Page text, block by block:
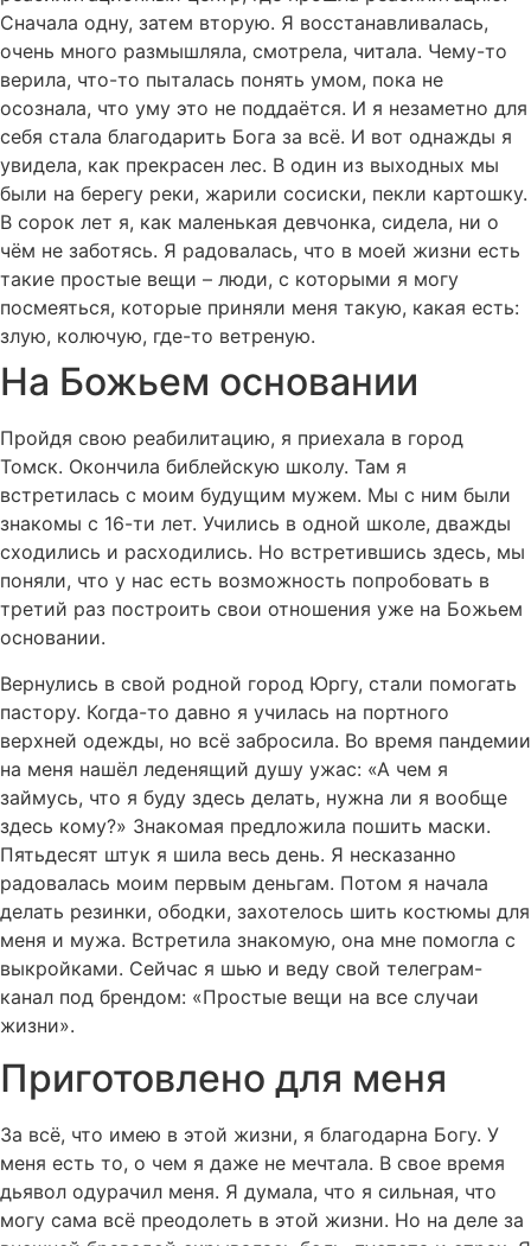
Сначала одну, затем вторую. Я восстанавливалась,
очень много размышляла, смотрела, читала. Чему-то
верила, что-то пыталась понять умом, пока не
осознала, что уму это не поддаётся. И я незаметно для
себя стала благодарить Бога за всё. И вот однажды я
увидела, как прекрасен лес. В один из выходных мы
были на берегу реки, жарили сосиски, пекли картошку.
В сорок лет я, как маленькая девчонка, сидела, ни о
чём не заботясь. Я радовалась, что в моей жизни есть
такие простые вещи – люди, с которыми я могу
посмеяться, которые приняли меня такую, какая есть:
злую, колючую, где-то ветреную.
На Божьем основании
Пройдя свою реабилитацию, я приехала в город
Томск. Окончила библейскую школу. Там я
встретилась с моим будущим мужем. Мы с ним были
знакомы с 16-ти лет. Учились в одной школе, дважды
сходились и расходились. Но встретившись здесь, мы
поняли, что у нас есть возможность попробовать в
третий раз построить свои отношения уже на Божьем
основании.
Вернулись в свой родной город Юргу, стали помогать
пастору. Когда-то давно я училась на портного
верхней одежды, но всё забросила. Во время пандемии
на меня нашёл леденящий душу ужас: «А чем я
займусь, что я буду здесь делать, нужна ли я вообще
здесь кому?» Знакомая предложила пошить маски.
Пятьдесят штук я шила весь день. Я несказанно
радовалась моим первым деньгам. Потом я начала
делать резинки, ободки, захотелось шить костюмы для
меня и мужа. Встретила знакомую, она мне помогла с
выкройками. Сейчас я шью и веду свой телеграм-
канал под брендом: «Простые вещи на все случаи
жизни».
Приготовлено для меня
За всё, что имею в этой жизни, я благодарна Богу. У
меня есть то, о чем я даже не мечтала. В свое время
дьявол одурачил меня. Я думала, что я сильная, что
могу сама всё преодолеть в этой жизни. Но на деле за